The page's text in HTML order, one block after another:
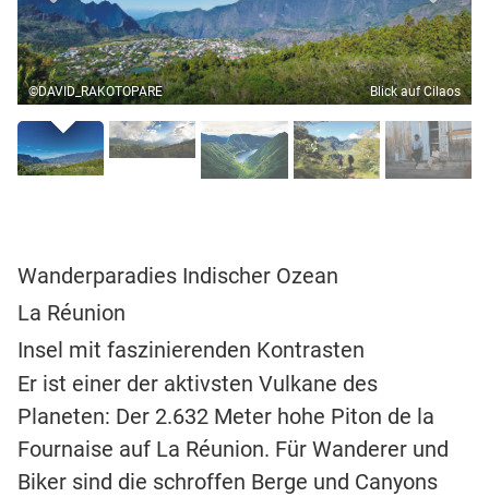
©DAVID_RAKOTOPARE Blick auf Cilaos
Wanderparadies Indischer Ozean
La Réunion
Insel mit faszinierenden Kontrasten
Er ist einer der aktivsten Vulkane des
Planeten: Der 2.632 Meter hohe Piton de la
Fournaise auf La Réunion. Für Wanderer und
Biker sind die schroffen Berge und Canyons